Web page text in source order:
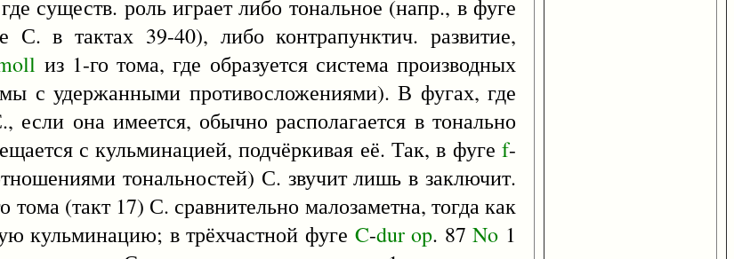
существ. роль играет либо тональное (напр., в фуге
в тактах 39-40), либо контрапунктич. развитие,
из 1-го тома, где образуется система производных
с удержанными противосложениями). В фугах, где
если она имеется, обычно располагается в тонально
с кульминацией, подчёркивая её. Так, в фуге f-
тональностей) С. звучит лишь в заключит.
тома (такт 17) С. сравнительно малозаметна, тогда как
кульминацию; в трёхчастной фуге C-dur op. 87No 1